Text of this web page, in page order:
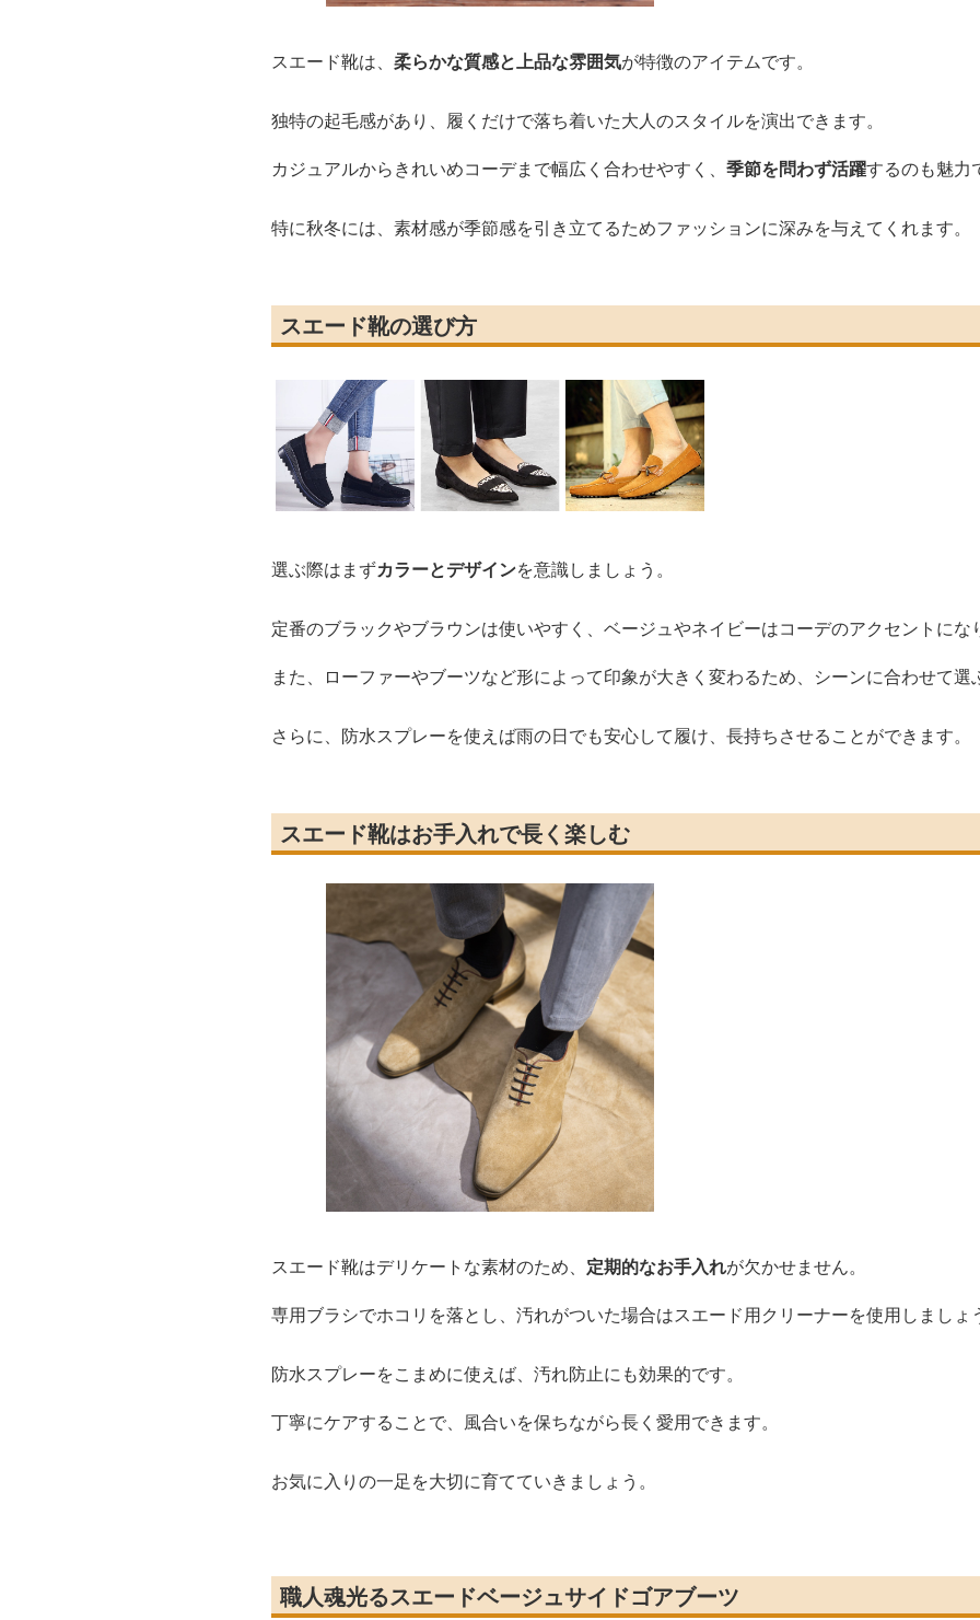
スエード靴は、 柔らかな質感と上品な雰囲気が特徴のアイテムです。
独特の起毛感があり、履くだけで落ち着いた大人のスタイルを演出できます。
カジュアルからきれいめコーデまで幅広く合わせやすく、 季節を問わず活躍するのも魅力
特に秋冬には、素材感が季節感を引き立てるためファッションに深みを与えてくれます。
スエード靴の選び方
選ぶ際はまずカラーとデザインを意識しましょう。
定番のブラックやブラウンは使いやすく、ベージュやネイビーはコーデのアクセントにな
また、ローファーやブーツなど形によって印象が大きく変わるため、シーンに合わせて選
さらに、防水スプレーを使えば雨の日でも安心して履け、長持ちさせることができます。
スエード靴はお手入れで長く楽しむ
スエード靴はデリケートな素材のため、 定期的なお手入れが欠かせません。
専用ブラシでホコリを落とし、汚れがついた場合はスエード用クリーナーを使用しましょ
防水スプレーをこまめに使えば、汚れ防止にも効果的です。
丁寧にケアすることで、風合いを保ちながら長く愛用できます。
お気に入りの一足を大切に育てていきましょう。
職人魂光るスエードベージュサイドゴアブーツ